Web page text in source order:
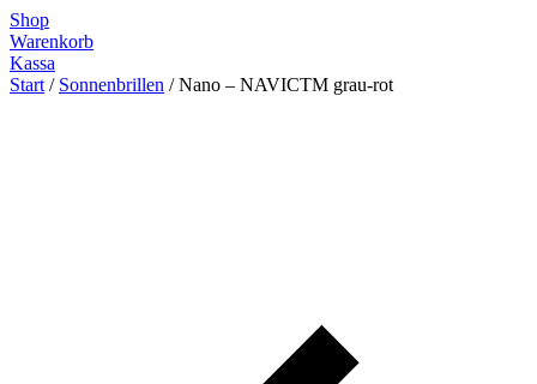
Zum
Inhalt
springen
Shop
Warenkorb
Kassa
Start / Sonnenbrillen / Nano – NAVICTM grau-rot